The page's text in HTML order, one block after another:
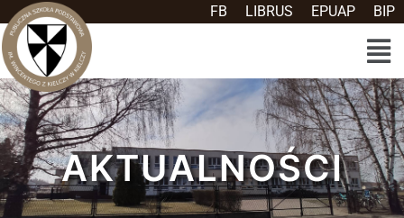
FB LIBRUS EPUAP BIP
AKTUALNOŚCI